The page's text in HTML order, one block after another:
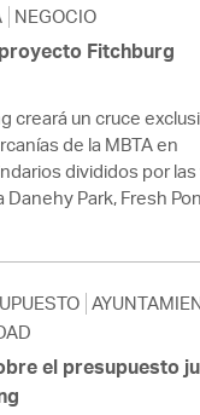
NEGOCIO
Fitchburg
creará un cruce
de la MBTA en
divididos por las
Park, Fresh
el presupuesto